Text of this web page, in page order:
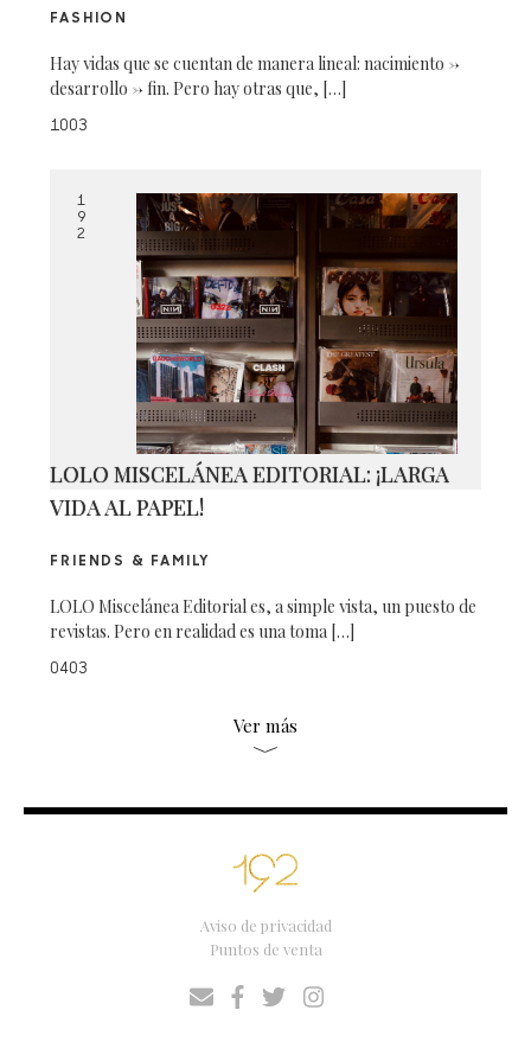
FASHION
Hay vidas que se cuentan de manera lineal: nacimiento →
desarrollo → fin. Pero hay otras que, […]
1003
1
9
2
LOLO MISCELÁNEA EDITORIAL: ¡LARGA
VIDA AL PAPEL!
FRIENDS & FAMILY
LOLO Miscelánea Editorial es, a simple vista, un puesto de
revistas. Pero en realidad es una toma […]
0403
Ver más
Aviso de privacidad
Puntos de venta